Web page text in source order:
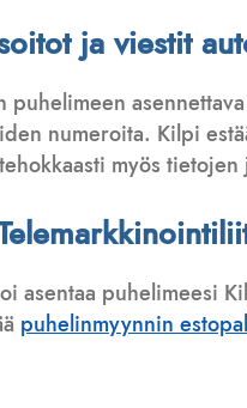
ja viestit
puhelimeen
numeroita. Kilpi
myös
asentaa puhelimeesi
puhelinmyynnin